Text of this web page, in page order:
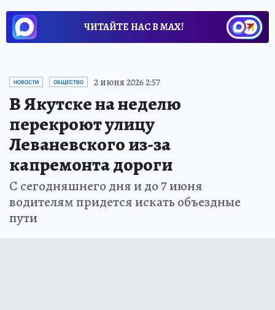
ЧИТАЙТЕ НАС В МАХ!
НОВОСТИ ОБЩЕСТВО 2 июня 2026 2:57
В Якутске на неделю
перекроют улицу
Леваневского из-за
капремонта дороги
С сегодняшнего дня и до 7 июня
водителям придется искать объездные
пути